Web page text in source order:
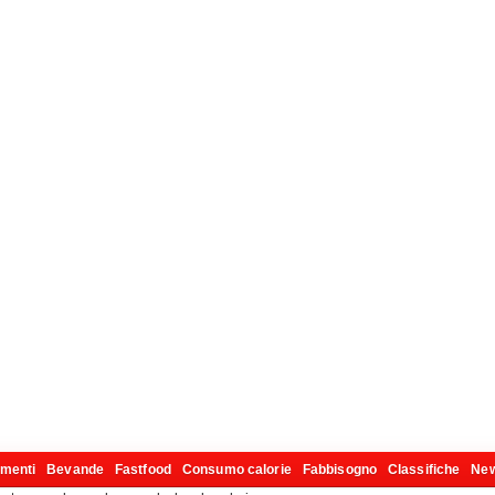
Bevande Fastfood Consumo calorie Fabbisogno Classifiche